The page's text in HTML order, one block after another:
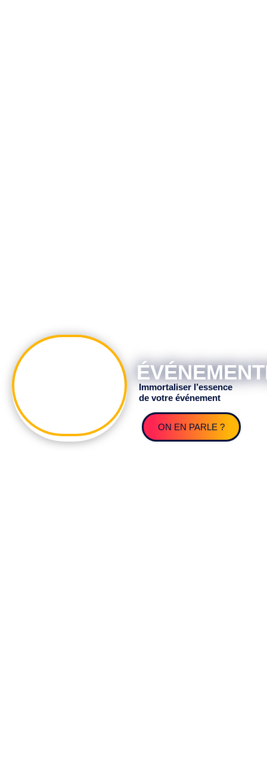
FILM
Immortaliser l’essence
de votre événement
ON EN PARLE ?